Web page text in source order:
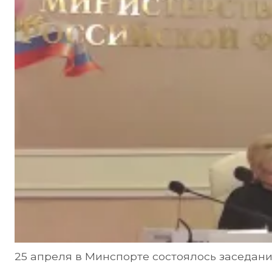
25 апреля в Минспорте состоялось